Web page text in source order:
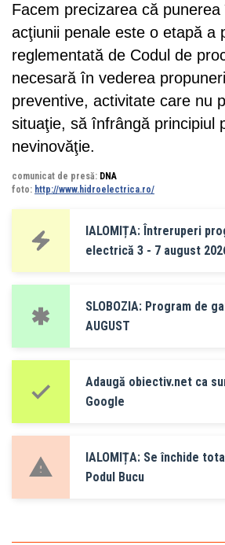
Facem precizarea că
acţiunii penale este o etapă a
reglementată de Codul de
necesară în vederea
preventive, activitate care nu
situaţie, să înfrângă principiul
nevinovăţie.
comunicat de presă: DNA
foto: http://www.hidroelectrica.ro/
IALOMIȚA: Întreruperi
electrică 3 - 7 august
SLOBOZIA: Program de
AUGUST
Adaugă obiectiv.net ca
Google
IALOMIȚA: Se închide
Podul Bucu